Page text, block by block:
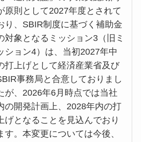
原則として2027年度とされて
り、SBIR制度に基づく補助金
対象となるミッション3（旧ミ
ション4）は、当初2027年中
打上げとして経済産業省及び
事務局と合意しておりまし
が、2026年6月時点では当社
の開発計画上、2028年内の打
げとなることを見込んでおり
す。本変更については今後、